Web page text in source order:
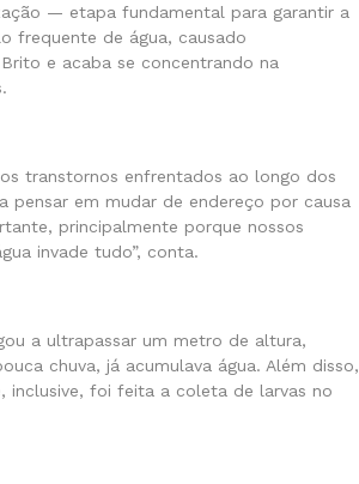
— etapa fundamental para garantir a
frequente de água, causado
e acaba se concentrando na
transtornos enfrentados ao longo dos
pensar em mudar de endereço por causa
principalmente porque nossos
invade tudo”, conta.
a ultrapassar um metro de altura,
chuva, já acumulava água. Além disso,
inclusive, foi feita a coleta de larvas no